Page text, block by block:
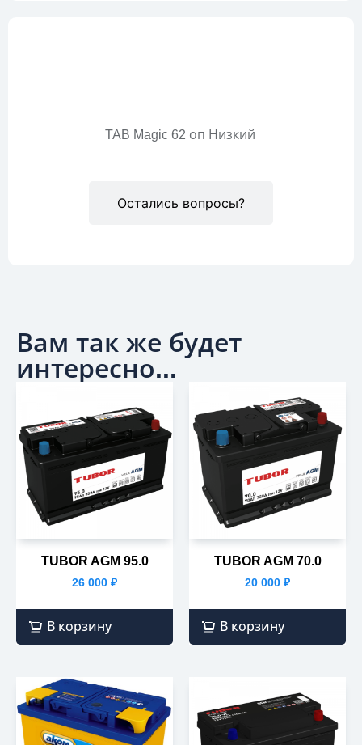
Остались вопросы?
TAB Magic 62 оп Низкий
Вам так же будет
интересно...
TUBOR AGM 95.0
26 000 ₽
В корзину
TUBOR AGM 70.0
20 000 ₽
В корзину